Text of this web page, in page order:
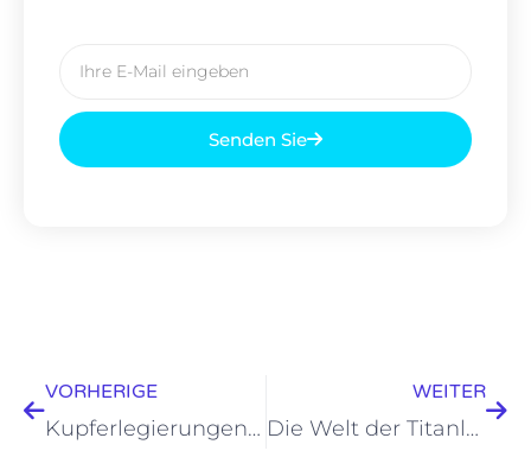
Senden Sie
VORHERIGE
Kupferlegierungen in Pulverform: Stärke und Vielseitigkeit enthüllen
WEITER
Die Welt der Titanlegierungskugel enträtseln